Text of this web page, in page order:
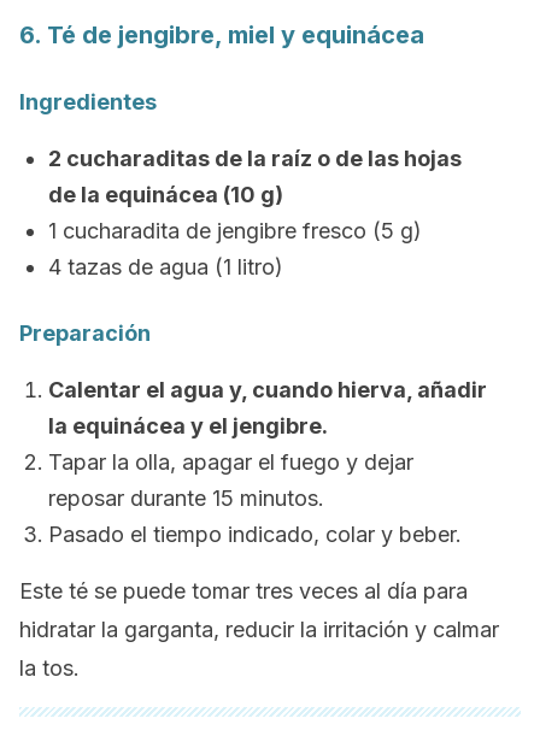
6. Té de jengibre, miel y equinácea
Ingredientes
2 cucharaditas de la raíz o de las hojas
de la equinácea (10 g)
1 cucharadita de jengibre fresco (5 g)
4 tazas de agua (1 litro)
Preparación
Calentar el agua y, cuando hierva, añadir
la equinácea y el jengibre.
Tapar la olla, apagar el fuego y dejar
reposar durante 15 minutos.
Pasado el tiempo indicado, colar y beber.
Este té se puede tomar tres veces al día para
hidratar la garganta, reducir la irritación y calmar
la tos.